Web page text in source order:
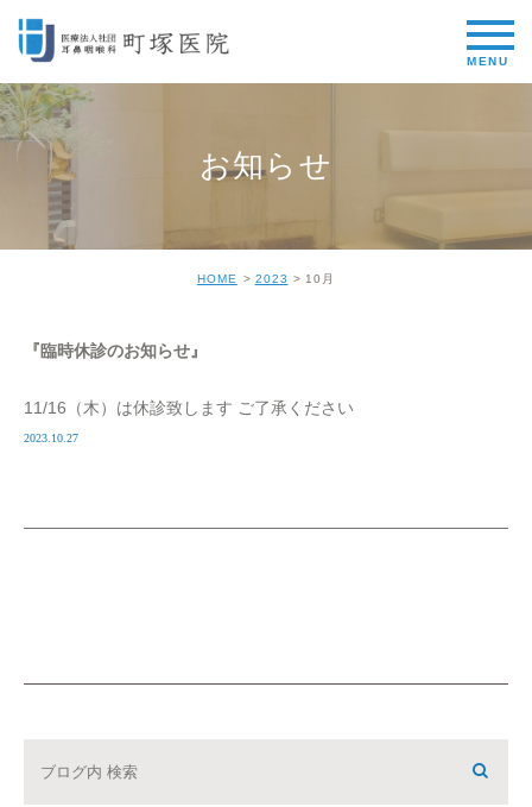
お知らせ
HOME 2023 10月
『臨時休診のお知らせ』
11/16（木）は休診致します ご了承ください
2023.10.27